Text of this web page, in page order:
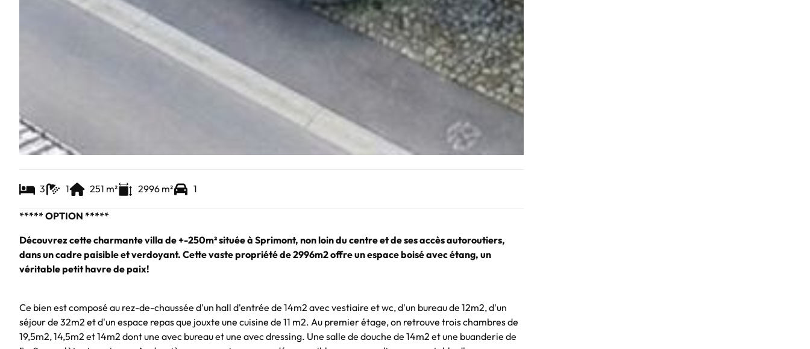
3 1 251 m² 2996m² 1
***** OPTION *****
Découvrez cette charmante villa de +-250m² située à Sprimont, non loin du centre et de ses accès autoroutiers,
dans un cadre paisible et verdoyant. Cette vaste propriété de 2996m2 offre un espace boisé avec étang, un
véritable petit havre de paix!
Ce bien est composé au rez-de-chaussée d'un hall d'entrée de 14m2 avec vestiaire et wc, d'un bureau de 12m2, d'un
séjour de 32m2 et d'un espace repas que jouxte une cuisine de 11 m2. Au premier étage, on retrouve trois chambres de
19,5m2, 14,5m2 et 14m2 dont une avec bureau et une avec dressing. Une salle de douche de 14m2 et une buanderie de